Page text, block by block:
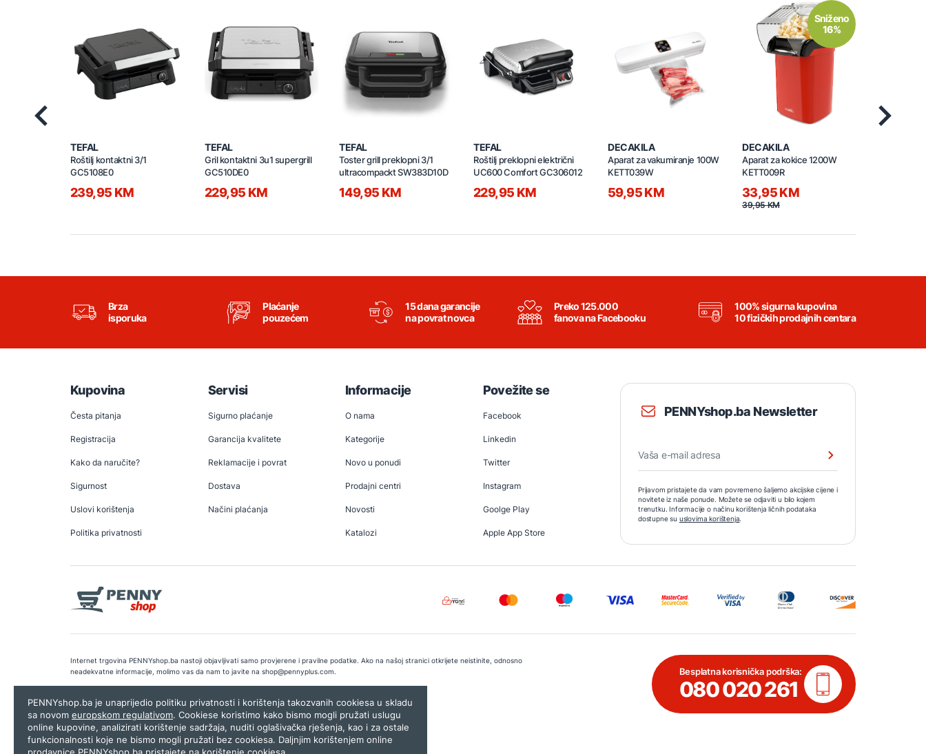
TEFAL
Roštilj kontaktni 3/1
GC5108E0
239,95 KM
TEFAL
Gril kontaktni 3u1 supergrill
GC510DE0
229,95 KM
TEFAL
Toster grill preklopni 3/1
ultracompackt SW383D10D
149,95 KM
TEFAL
Roštilj preklopni električni
UC600 Comfort GC306012
229,95 KM
DECAKILA
Aparat za vakumiranje 100W
KETT039W
59,95 KM
Sniženo
16%
DECAKILA
Aparat za kokice 1200W
KETT009R
33,95 KM
39,95 KM
Brza
isporuka
Plaćanje
pouzećem
15 dana garancije
na povrat novca
Preko 125.000
fanova na Facebooku
100% sigurna kupovina
10 fizičkih prodajnih centara
PENNYshop.ba Newsletter
Prijavom pristajete da vam povremeno šaljemo akcijske cijene i
novitete iz naše ponude. Možete se odjaviti u bilo kojem
trenutku. Informacije o načinu korištenja ličnih podataka
dostupne su uslovima korištenja.
Kupovina
Česta pitanja
Registracija
Kako da naručite?
Sigurnost
Uslovi korištenja
Politika privatnosti
Servisi
Sigurno plaćanje
Garancija kvalitete
Reklamacije i povrat
Dostava
Načini plaćanja
Informacije
O nama
Kategorije
Novo u ponudi
Prodajni centri
Novosti
Katalozi
Povežite se
Facebook
Linkedin
Twitter
Instagram
Goolge Play
Apple App Store
Besplatna korisnička podrška:
080 020 261
Internet trgovina PENNYshop.ba nastoji objavljivati samo provjerene i pravilne podatke. Ako na našoj stranici otkrijete neistinite, odnosno
neadekvatne informacije, molimo vas da nam to javite na shop@pennyplus.com.
Copyright © 2026.Penny plus d.o.o. Sarajevo.Dizajn i programiranje:Lampa.ba
PENNYshop.ba je unaprijedio politiku privatnosti i korištenja takozvanih cookiesa u skladu
sa novom europskom regulativom. Cookiese koristimo kako bismo mogli pružati uslugu
online kupovine, analizirati korištenje sadržaja, nuditi oglašivačka rješenja, kao i za ostale
funkcionalnosti koje ne bismo mogli pružati bez cookiesa. Daljnjim korištenjem online